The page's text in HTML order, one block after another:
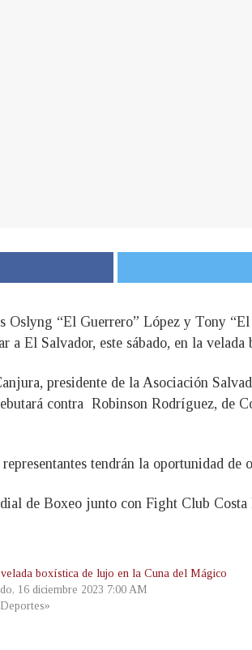
Oslyng “El Guerrero” López y Tony
a El Salvador, este sábado, en la
presidente de la Asociación
contra Robinson Rodríguez, de
tendrán la oportunidad
de Boxeo junto con Fight Club
boxística de lujo en la Cuna del Mágico
16 diciembre 2023 7:00 AM